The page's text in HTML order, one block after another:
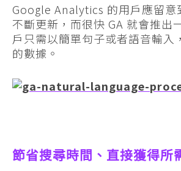
Google Analytics 的用戶應留意
不斷更新，而很快 GA 就會推出
戶只需以簡單句子或者語音輸入
的數據。
節省搜尋時間、直接獲得所